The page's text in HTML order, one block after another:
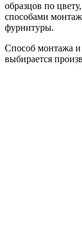
образцов по
способами
фурнитуры.
Способ монтажа и
выбирается